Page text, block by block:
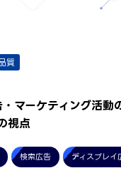
質
マーケティング活動
視点
検索広告 ディスプレイ